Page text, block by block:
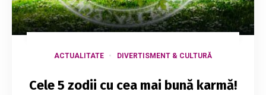
ACTUALITATE DIVERTISMENT & CULTURĂ
Cele 5 zodii cu cea mai bună karmă!